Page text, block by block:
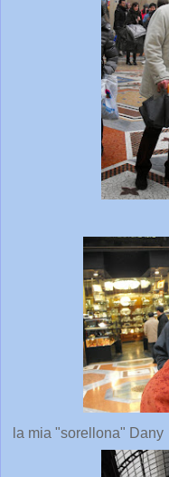
la mia "sorellona" Dany